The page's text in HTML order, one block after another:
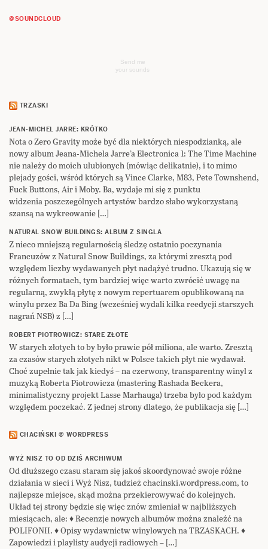
@SOUNDCLOUD
Send me
your sounds
TRZASKI
JEAN-MICHEL JARRE: KRÓTKO
Nota o Zero Gravity może być dla niektórych niespodzianką, ale
nowy album Jeana-Michela Jarre’a Electronica 1: The Time Machine
nie należy do moich ulubionych (mówiąc delikatnie), i to mimo
plejady gości, wśród których są Vince Clarke, M83, Pete Townshend,
Fuck Buttons, Air i Moby. Ba, wydaje mi się z punktu
widzenia poszczególnych artystów bardzo słabo wykorzystaną
szansą na wykreowanie […]
NATURAL SNOW BUILDINGS: ALBUM Z SINGLA
Z nieco mniejszą regularnością śledzę ostatnio poczynania
Francuzów z Natural Snow Buildings, za którymi zresztą pod
względem liczby wydawanych płyt nadążyć trudno. Ukazują się w
różnych formatach, tym bardziej więc warto zwrócić uwagę na
regularną, zwykłą płytę z nowym repertuarem opublikowaną na
winylu przez Ba Da Bing (wcześniej wydali kilka reedycji starszych
nagrań NSB) z […]
ROBERT PIOTROWICZ: STARE ZŁOTE
W starych złotych to by było prawie pół miliona, ale warto. Zresztą
za czasów starych złotych nikt w Polsce takich płyt nie wydawał.
Choć zupełnie tak jak kiedyś – na czerwony, transparentny winyl z
muzyką Roberta Piotrowicza (mastering Rashada Beckera,
minimalistyczny projekt Lasse Marhauga) trzeba było pod każdym
względem poczekać. Z jednej strony dlatego, że publikacja się […]
CHACIŃSKI @ WORDPRESS
WYŻ NISZ TO OD DZIŚ ARCHIWUM
Od dłuższego czasu staram się jakoś skoordynować swoje różne
działania w sieci i Wyż Nisz, tudzież chacinski.wordpress.com, to
najlepsze miejsce, skąd można przekierowywać do kolejnych.
Układ tej strony będzie się więc znów zmieniał w najbliższych
miesiącach, ale: ♦ Recenzje nowych albumów można znaleźć na
POLIFONII. ♦ Opisy wydawnictw winylowych na TRZASKACH. ♦
Zapowiedzi i playlisty audycji radiowych – […]